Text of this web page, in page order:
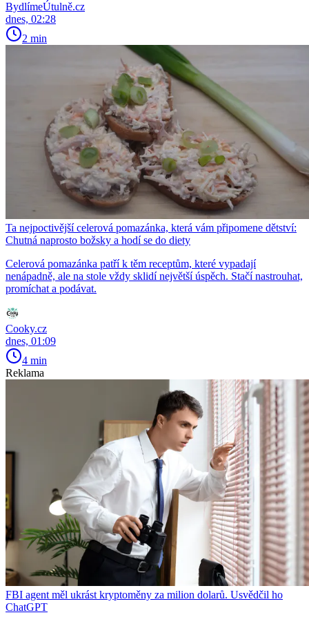
BydlímeÚtulně.cz
dnes, 02:28
2 min
Ta nejpoctivější celerová pomazánka, která vám připomene dětství:
Chutná naprosto božsky a hodí se do diety
Celerová pomazánka patří k těm receptům, které vypadají
nenápadně, ale na stole vždy sklidí největší úspěch. Stačí nastrouhat,
promíchat a podávat.
Cooky.cz
dnes, 01:09
4 min
Reklama
FBI agent měl ukrást kryptoměny za milion dolarů. Usvědčil ho
ChatGPT